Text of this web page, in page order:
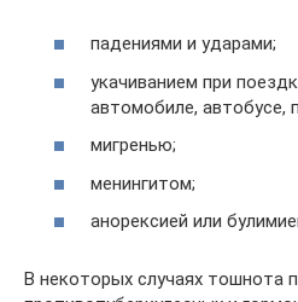
падениями и ударами;
укачиванием при
автомобиле, автобусе,
мигренью;
менингитом;
анорексией или
В некоторых случаях тошнота